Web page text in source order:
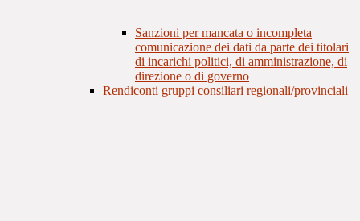
Sanzioni per mancata o incompleta
comunicazione dei dati da parte dei titolari
di incarichi politici, di amministrazione, di
direzione o di governo
Rendiconti gruppi consiliari regionali/provinciali